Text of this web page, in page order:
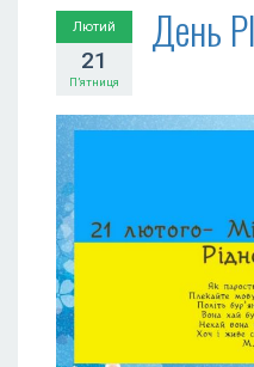
Лютий
21
П’ятниця
День